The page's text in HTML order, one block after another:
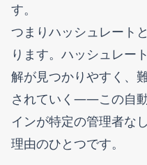
す。
つまりハッシュレート
ります。ハッシュレー
解が見つかりやすく、
されていく——この自
インが特定の管理者な
理由のひとつです。